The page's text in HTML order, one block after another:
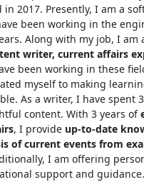
in 2017. Presently, I am a
been working in the
Along with my job, I am
writer, current affairs
been working in these
myself to making
As a writer, I have spent
content. With 3 years of
, I provide up-to-date
of current events from
I am offering
support and guidance.